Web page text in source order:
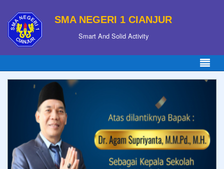
SMA NEGERI 1 CIANJUR
Smart And Solid Activity